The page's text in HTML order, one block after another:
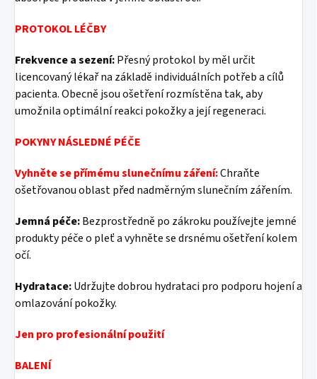
PROTOKOL LÉČBY
Frekvence a sezení:Přesný protokol by měl určit
licencovaný lékař na základě individuálních potřeb a cílů
pacienta. Obecně jsou ošetření rozmístěna tak, aby
umožnila optimální reakci pokožky a její regeneraci.
POKYNY NÁSLEDNÉ PÉČE
Vyhněte se přímému slunečnímu záření:Chraňte
ošetřovanou oblast před nadměrným slunečním zářením.
Jemná péče:Bezprostředně po zákroku používejte jemné
produkty péče o pleť a vyhněte se drsnému ošetření kolem
očí.
Hydratace:Udržujte dobrou hydrataci pro podporu hojení a
omlazování pokožky.
Jen pro profesionální použití
BALENÍ